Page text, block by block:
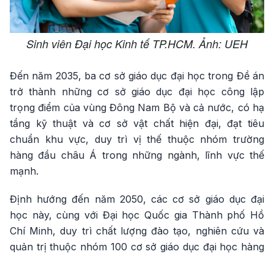
Sinh viên Đại học Kinh tế TP.HCM. Ảnh: UEH
Đến năm 2035, ba cơ sở giáo dục đại học trong Đề án
trở thành những cơ sở giáo dục đại học công lập
trọng điểm của vùng Đông Nam Bộ và cả nước, có hạ
tầng kỹ thuật và cơ sở vật chất hiện đại, đạt tiêu
chuẩn khu vực, duy trì vị thế thuộc nhóm trường
hàng đầu châu Á trong những ngành, lĩnh vực thế
mạnh.
Định hướng đến năm 2050, các cơ sở giáo dục đại
học này, cùng với Đại học Quốc gia Thành phố Hồ
Chí Minh, duy trì chất lượng đào tạo, nghiên cứu và
quản trị thuộc nhóm 100 cơ sở giáo dục đại học hàng